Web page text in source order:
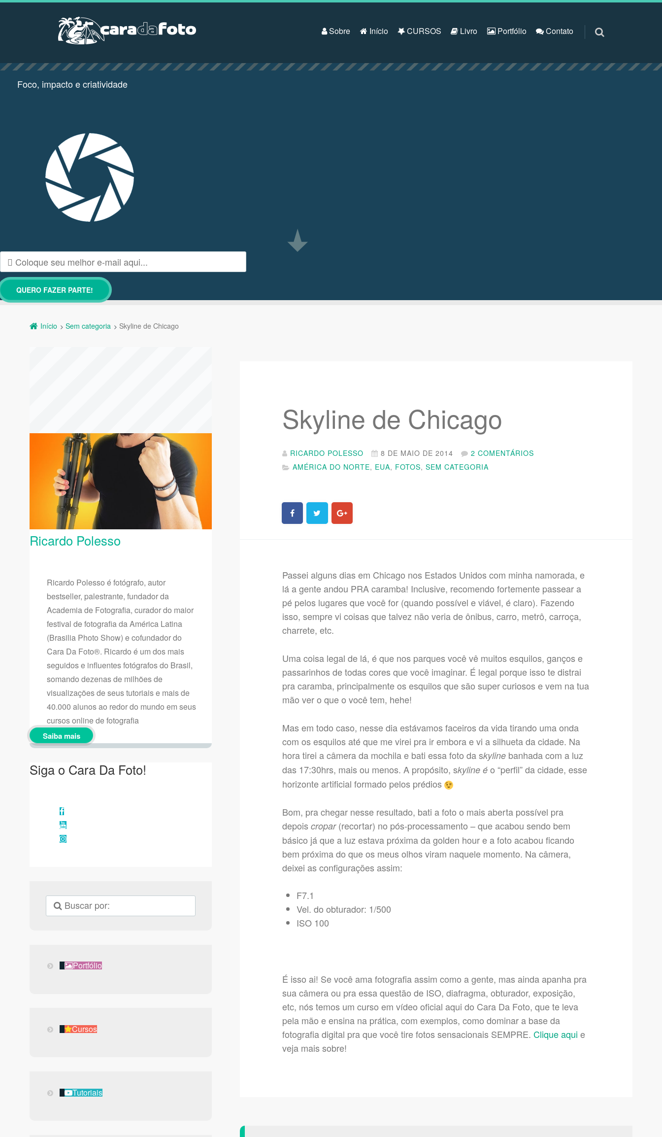
Pular para o conteúdo
Sobre Início CURSOS Livro Portfólio Contato
Foco, impacto e criatividade
Início Sem categoria Skyline de Chicago
Skyline de Chicago
RICARDO POLESSO 8 DE MAIO DE 2014
2 COMENTÁRIOS
AMÉRICA DO NORTE, EUA, FOTOS,SEM CATEGORIA
Passei alguns dias em Chicago nos Estados Unidos com minha namorada, e
lá a gente andou PRA caramba! Inclusive, recomendo fortemente passear a
pé pelos lugares que você for (quando possível e viável, é claro). Fazendo
isso, sempre vi coisas que talvez não veria de ônibus, carro, metrô, carroça,
charrete, etc.
Uma coisa legal de lá, é que nos parques você vê muitos esquilos, ganços e
passarinhos de todas cores que você imaginar. É legal porque isso te distrai
pra caramba, principalmente os esquilos que são super curiosos e vem na tua
mão ver o que o você tem, hehe!
Mas em todo caso, nesse dia estávamos faceiros da vida tirando uma onda
com os esquilos até que me virei pra ir embora e vi a silhueta da cidade. Na
hora tirei a câmera da mochila e bati essa foto da skyline banhada com a luz
das 17:30hrs, mais ou menos. A propósito, skyline éo “perfil” da cidade, esse
horizonte artificial formado pelos prédios
Bom, pra chegar nesse resultado, bati a foto o mais aberta possível pra
depoiscropar(recortar) no pós-processamento – que acabou sendo bem
básico já que a luz estava próxima da golden hour e a foto acabou ficando
bem próxima do que os meus olhos viram naquele momento. Na câmera,
deixei as configurações assim:
F7.1
Vel. do obturador: 1/500
ISO 100
É isso ai! Se você ama fotografia assim como a gente, mas ainda apanha pra
sua câmera ou pra essa questão de ISO, diafragma, obturador, exposição,
etc, nós temos um curso em vídeo oficial aqui do Cara Da Foto, que te leva
pela mão e ensina na prática, com exemplos, como dominar a base da
fotografia digital pra que você tire fotos sensacionais SEMPRE.Clique aqui e
veja mais sobre!
Ricardo Polesso
Ricardo Polesso é fotógrafo, autor
bestseller, palestrante, fundador da
Academia de Fotografia, curador do maior
festival de fotografia da América Latina
(Brasilia Photo Show) e cofundador do
Cara Da Foto®. Ricardo é um dos mais
seguidos e influentes fotógrafos do Brasil,
somando dezenas de milhões de
visualizações de seus tutoriais e mais de
40.000 alunos ao redor do mundo em seus
cursos online de fotografia
Saiba mais
Siga o Cara Da Foto!
Facebook
YouTube
Instagram
PortfólioPortfólio
CursosCursos
TutoriaisTutoriais